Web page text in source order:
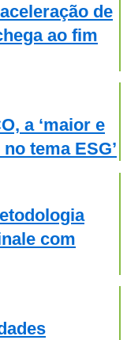
de
ao fim
a ‘maior e
tema ESG’
com